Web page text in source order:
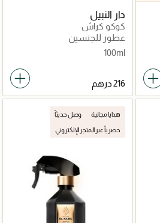
دار النبيل
كوكو كراش
عطور للجنسين
100ml
هدايا مجانية وصل حديثاً
حصرياً عبر المتجر الإلكتروني